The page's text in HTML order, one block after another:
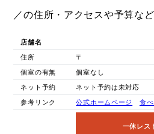
／の住所・アクセスや予算など
店舗名
住所 〒
個室の有無 個室なし
ネット予約 ネット予約は未対応
参考リンク 公式ホームページ 食
一休レス